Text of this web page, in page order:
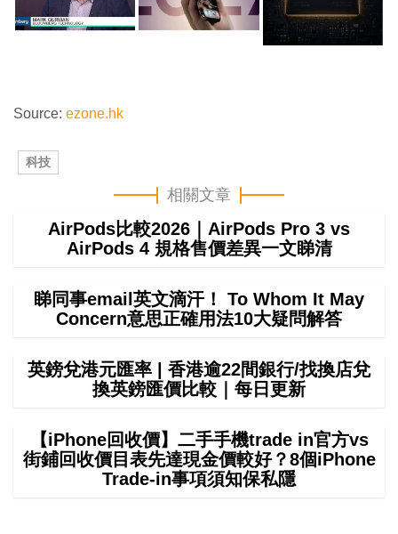
Source: ezone.hk
科技
相關文章
AirPods比較2026｜AirPods Pro 3 vs
AirPods 4 規格售價差異一文睇清
睇同事email英文滴汗！ To Whom It May
Concern意思正確用法10大疑問解答
英鎊兌港元匯率 | 香港逾22間銀行/找換店兌
換英鎊匯價比較｜每日更新
【iPhone回收價】二手手機trade in官方vs
街鋪回收價目表先達現金價較好？8個iPhone
Trade-in事項須知保私隱